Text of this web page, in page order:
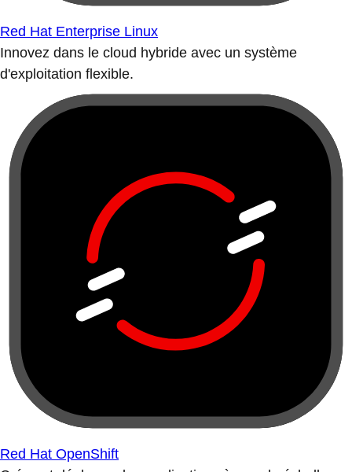
Red Hat Enterprise Linux
Innovez dans le cloud hybride avec un système
d'exploitation flexible.
Red Hat OpenShift